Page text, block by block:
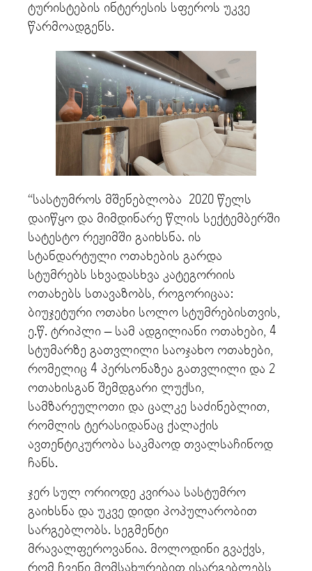
ტურისტების ინტერესის სფეროს უკვე
წარმოადგენს.
“სასტუმროს მშენებლობა 2020 წელს
დაიწყო და მიმდინარე წლის სექტემბერში
სატესტო რეჟიმში გაიხსნა. ის
სტანდარტული ოთახების გარდა
სტუმრებს სხვადასხვა კატეგორიის
ოთახებს სთავაზობს, როგორიცაა:
ბიუჯეტური ოთახი სოლო სტუმრებისთვის,
ე.წ. ტრიპლი – სამ ადგილიანი ოთახები, 4
სტუმარზე გათვლილი საოჯახო ოთახები,
რომელიც 4 პერსონაზეა გათვლილი და 2
ოთახისგან შემდგარი ლუქსი,
სამზარეულოთი და ცალკე საძინებლით,
რომლის ტერასიდანაც ქალაქის
ავთენტიკურობა საკმაოდ თვალსაჩინოდ
ჩანს.
ჯერ სულ ორიოდე კვირაა სასტუმრო
გაიხსნა და უკვე დიდი პოპულარობით
სარგებლობს. სეგმენტი
მრავალფეროვანია. მოლოდინი გვაქვს,
რომ ჩვენი მომსახურებით ისარგებლებს